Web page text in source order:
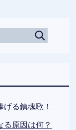
る鎮魂歌！
る原因は何？